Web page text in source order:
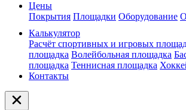
Цены
Покрытия Площадки Оборудование
Калькулятор
Расчёт спортивных и игровых
площадка Волейбольная площадка
площадка Теннисная площадка
Контакты